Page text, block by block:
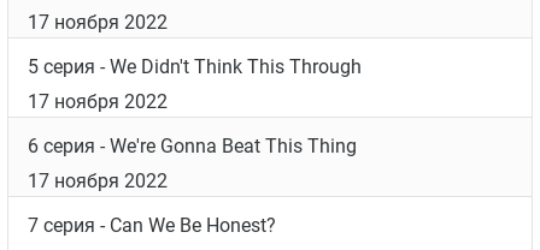
17 ноября 2022
5 серия - We Didn't Think This Through
17 ноября 2022
6 серия - We're Gonna Beat This Thing
17 ноября 2022
7 серия - Can We Be Honest?